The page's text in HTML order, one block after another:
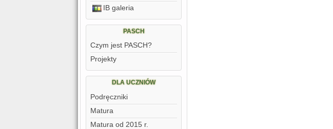
IB galeria
PASCH
Czym jest PASCH?
Projekty
DLA UCZNIÓW
Podręczniki
Matura
Matura od 2015 r.